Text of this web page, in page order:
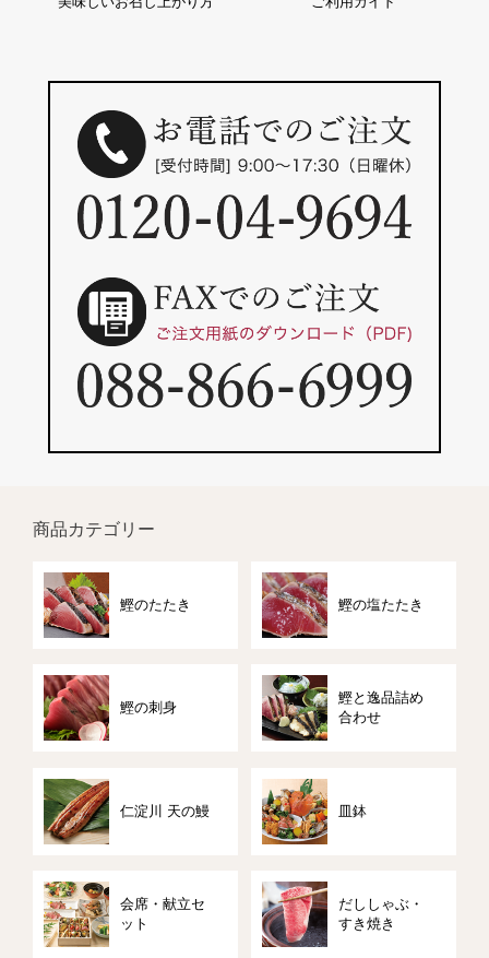
商品カテゴリー
鰹のたたき 鰹の塩たたき
鰹の刺身
鰹と逸品詰め
合わせ
仁淀川 天の鰻 皿鉢
会席・献立セ
ット
だししゃぶ・
すき焼き